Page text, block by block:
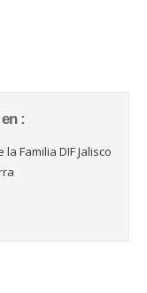
:
Familia DIF Jalisco